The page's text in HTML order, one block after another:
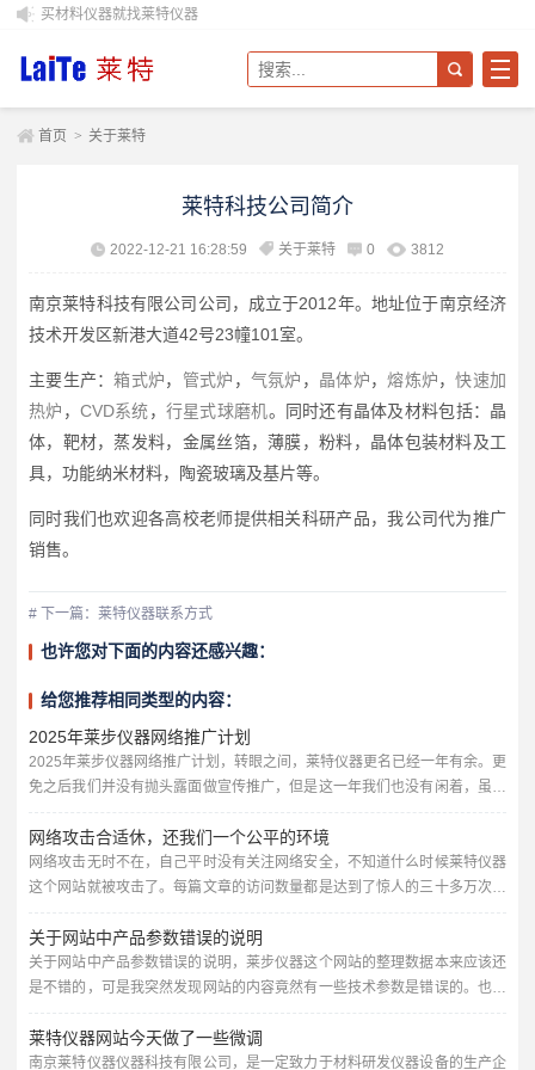
买材料仪器就找莱特仪器
首页 > 关于莱特
莱特科技公司简介
2022-12-21 16:28:59 关于莱特 0 3812
南京莱特科技有限公司公司，成立于2012年。地址位于南京经济
技术开发区新港大道42号23幢101室。
主要生产： 箱式炉， 管式炉 ， 气氛炉 ， 晶体炉，熔炼炉，快速加
热炉 ， CVD系统， 行星式球磨机。同时还有晶体及材料包括：晶
体，靶材，蒸发料，金属丝箔，薄膜，粉料，晶体包装材料及工
具，功能纳米材料，陶瓷玻璃及基片等。
同时我们也欢迎各高校老师提供相关科研产品，我公司代为推广
销售。
# 下一篇：莱特仪器联系方式
也许您对下面的内容还感兴趣：
给您推荐相同类型的内容：
2025年莱步仪器网络推广计划
2025年莱步仪器网络推广计划，转眼之间，莱特仪器更名已经一年有余。更
免之后我们并没有抛头露面做宣传推广，但是这一年我们也没有闲着，虽然
今年的行情不是很好，但最后两个月我们还是做了一些成绩。2025年我们会
从几个产品入手，多做一些功课。行星式球磨机，依然是我们发家产品，行
星式球磨机我们装目前主要是两个系列，实验室球磨机和全方位行星式球磨
机。行星球磨机有QM-400，QM-2000，QM-4000，...
网络攻击合适休，还我们一个公平的环境
网络攻击无时不在，自己平时没有关注网络安全，不知道什么时候莱特仪器
这个网站就被攻击了。每篇文章的访问数量都是达到了惊人的三十多万次，
多的高达六十多万。这样的攻击也让网站打开的速度打开慢，不稳定。貌似
回到了当时采购仪器网被攻击的一蹶不振时候，好在这次的攻击网站的内容
还都在，让我们及时进行了修复。不过从上一篇的访问六千多次来看，好像
对方还是没有放弃。难道是真正的恢复了？——还是别做梦啦。现在唯一能
做的...
关于网站中产品参数错误的说明
关于网站中产品参数错误的说明，莱步仪器这个网站的整理数据本来应该还
是不错的，可是我突然发现网站的内容竟然有一些技术参数是错误的。也是
因为原来我对网站的操作中总是有一些不认真。包括2024我们的所有产品线
已经全新升级，参数也是有所变动的。接下来的日子我会逐步的对原来的一
些产品参数进行修改完善，包括产品的图片内容。同时时刻也要提醒这个网
莱特仪器网站今天做了一些微调
南京莱特仪器仪器科技有限公司，是一定致力于材料研发仪器设备的生产企